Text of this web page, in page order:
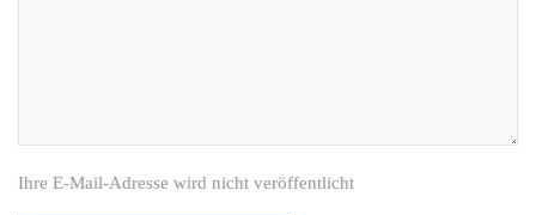
Ihre E-Mail-Adresse wird nicht veröffentlicht